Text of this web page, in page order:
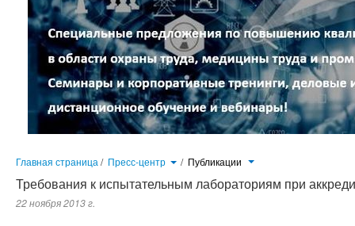
Главная страница / Пресс-центр / Публикации
Требования к испытательным лабораториям при
22 ноября 2013 г.